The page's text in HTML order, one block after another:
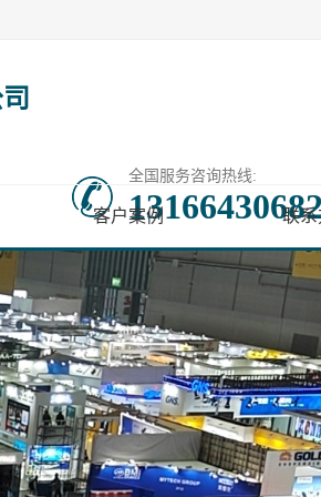
全国服务咨询热线:
客户案例 联系